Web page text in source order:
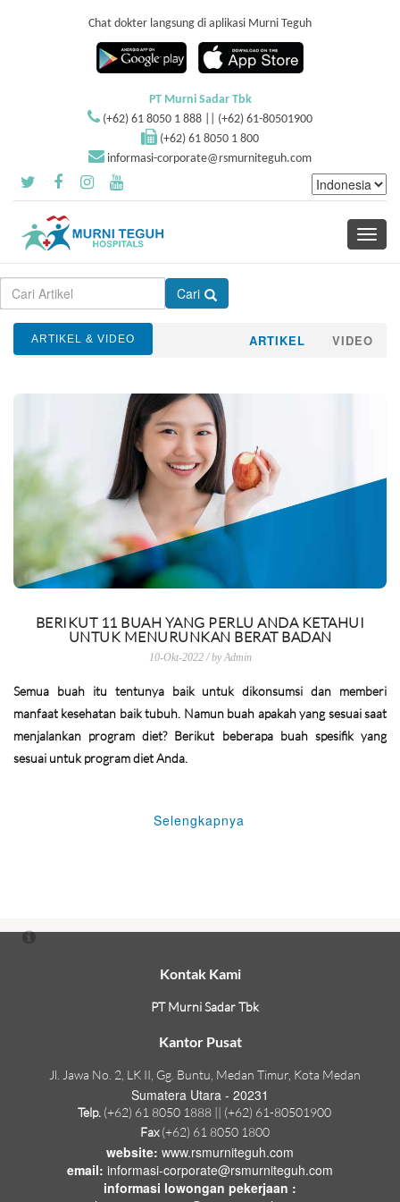
Chat dokter langsung di aplikasi Murni Teguh
PT Murni Sadar Tbk
(+62) 61 8050 1 888 || (+62) 61-80501900
(+62) 61 8050 1 800
informasi-corporate@rsmurniteguh.com
Toggle
Cari
ARTIKEL & VIDEO ARTIKEL VIDEO
BERIKUT 11 BUAH YANG PERLU ANDA KETAHUI
UNTUK MENURUNKAN BERAT BADAN
10-Okt-2022 / by Admin
Semua buah itu tentunya baik untuk dikonsumsi dan memberi
manfaat kesehatan baik tubuh. Namun buah apakah yang sesuai saat
menjalankan program diet? Berikut beberapa buah spesifik yang
sesuai untuk program diet Anda.
Selengkapnya
Kontak Kami
PT Murni Sadar Tbk
Kantor Pusat
Jl. Jawa No. 2, LK II, Gg. Buntu, Medan Timur, Kota Medan
Sumatera Utara - 20231
Telp. (+62) 61 8050 1888 || (+62) 61-80501900
Fax(+62) 61 8050 1800
website: www.rsmurniteguh.com
email: informasi-corporate@rsmurniteguh.com
informasi lowongan pekerjaan :